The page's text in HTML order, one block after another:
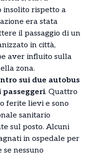
rispetto a
era stata
il passaggio di un
in città,
aver influito sulla
zona.
sui due autobus
. Quattro
ferite lievi e sono
sanitario
sul posto. Alcuni
in ospedale per
nessuno